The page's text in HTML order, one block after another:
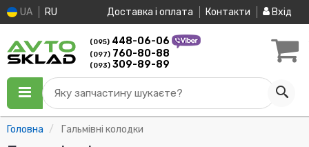
UA RU Доставка і оплата Контакти Вхід
(095) 448-06-06
(097) 760-80-88
(093) 309-89-89
Яку запчастину шукаєте?
Головна Гальмівні колодки